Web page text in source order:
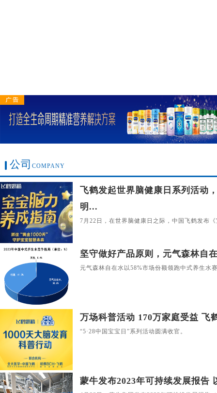
公司 COMPANY
飞鹤发起世界脑健康日系列活动
明...
7月22日，在世界脑健康日之际，中国飞鹤发布
坚守做好产品原则，元气森林自
元气森林自在水以58%市场份额领跑中式养生水
万场科普活动 170万家庭受益 飞
“5·28中国宝宝日”系列活动圆满收官。
蒙牛发布2023年可持续发展报告